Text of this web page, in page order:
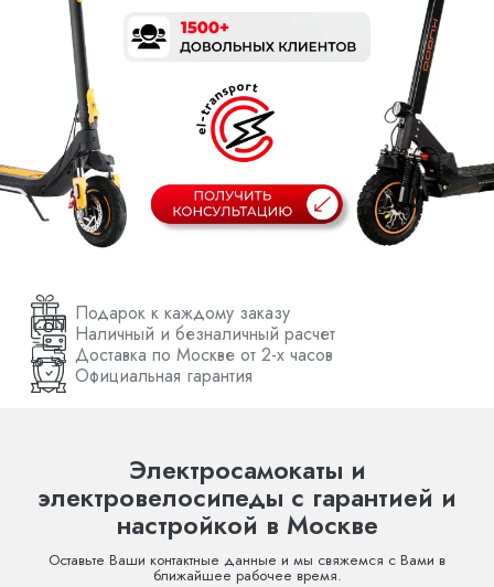
Подарок к каждому заказу
Наличный и безналичный расчет
Доставка по Москве от 2-х часов
Официальная гарантия
Электросамокаты и
электровелосипеды с гарантией и
настройкой в Москве
Оставьте Ваши контактные данные и мы свяжемся с Вами в
ближайшее рабочее время.